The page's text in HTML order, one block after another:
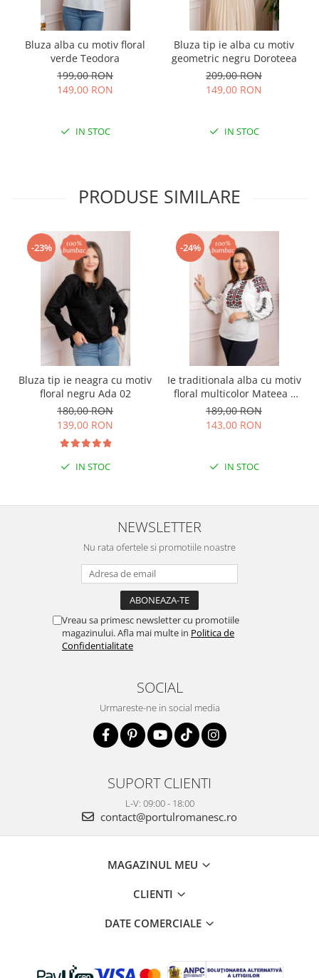
Bluza alba cu motiv floral
verde Teodora
199,00 RON
149,00 RON
IN STOC
Bluza tip ie alba cu motiv
geometric negru Doroteea
209,00 RON
149,00 RON
IN STOC
PRODUSE SIMILARE
-23%
Bluza tip ie neagra cu motiv
floral negru Ada 02
180,00 RON
139,00 RON
IN STOC
-24%
Ie traditionala alba cu motiv
floral multicolor Mateea -
maneca lunga
189,00 RON
143,00 RON
IN STOC
NEWSLETTER
Nu rata ofertele si promotiile noastre
Vreau sa primesc newsletter cu promotiile
magazinului. Afla mai multe in Politica de
Confidentialitate
SOCIAL
Urmareste-ne in social media
SUPORT CLIENTI
L-V: 09:00 - 18:00
contact@portulromanesc.ro
MAGAZINUL MEU
CLIENTI
DATE COMERCIALE